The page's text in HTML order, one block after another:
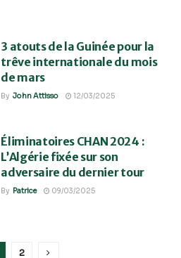
3 atouts de la Guinée pour la
trêve internationale du mois
de mars
By John Attisso 12/03/2025
Éliminatoires CHAN 2024 :
L’Algérie fixée sur son
adversaire du dernier tour
By Patrice 09/03/2025
2